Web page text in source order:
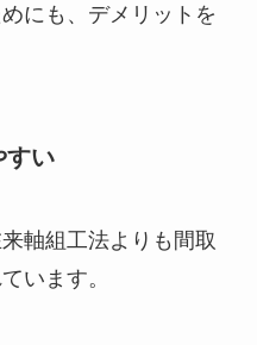
にも、デメリットを
すい
軸組工法よりも間取
います。